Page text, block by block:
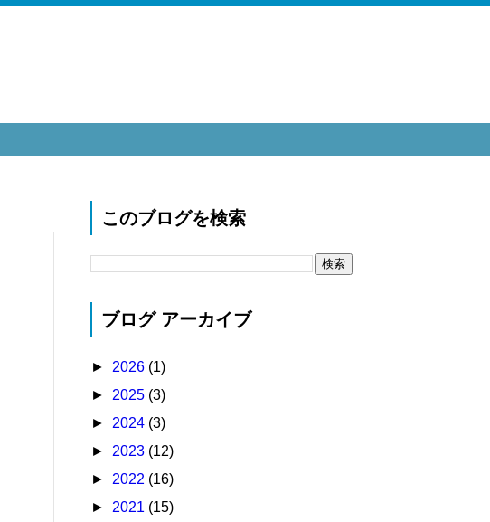
このブログを検索
ブログ アーカイブ
► 2026 (1)
► 2025 (3)
► 2024 (3)
► 2023 (12)
► 2022 (16)
► 2021 (15)